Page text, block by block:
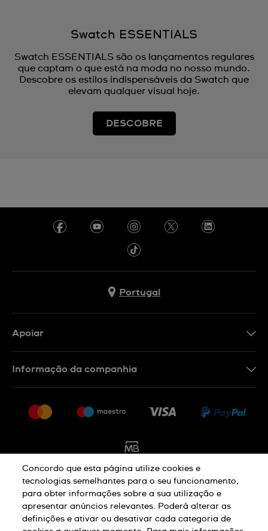
Swatch ESSENTIALS
Swatch ESSENTIALS são os lançamentos regulares
que captam o que está na moda no nosso mundo.
Descobre os estilos indispensáveis da Swatch que
elevam qualquer visual hoje.
DESCOBRE
Portugal
Apoiar
Rescindir o contrato
Informação da companhia
Carreiras
Aviso De Privacidade Aviso De Cookies
Concordo que esta página utilize cookies e
tecnologias semelhantes para o seu funcionamento,
para obter informações sobre a sua utilização e
apresentar anúncios relevantes. Poderá alterar as
definições e ativar ou desativar cada categoria de